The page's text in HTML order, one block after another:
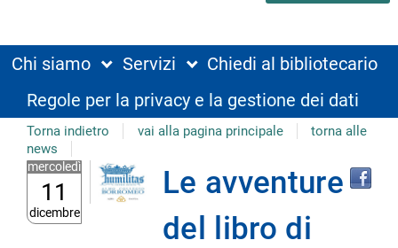
Chi siamo Servizi
Chiedi al bibliotecario
Regole per la privacy e la gestione dei dati
Torna indietro vai alla pagina principale
torna alle
news
mercoledì
11
dicembre
Le avventure
del libro di